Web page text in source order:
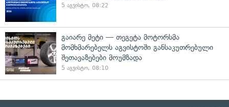
5 აგვისტო, 08:22
გაიარე მეტი — თეგეტა მოტორსმა
მომხმარებელს აგვისტოში განსაკუთრებული
შეთავაზებები მოუმზადა
5 აგვისტო, 08:10